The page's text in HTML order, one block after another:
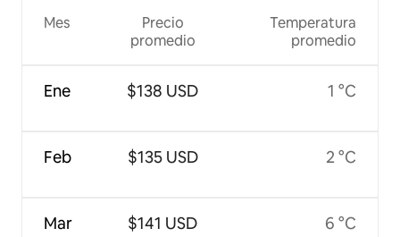
Mes
Ene
Feb
Mar
Precio
promedio
$138 USD
$135 USD
$141 USD
Temperatura
promedio
1 °C
2 °C
6 °C